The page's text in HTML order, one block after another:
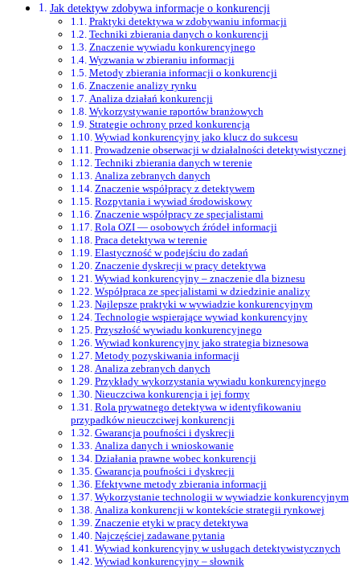
Jak detektyw zdobywa informacje o konkurencji
Praktyki detektywa w zdobywaniu informacji
Techniki zbierania danych o konkurencji
Znaczenie wywiadu konkurencyjnego
Wyzwania w zbieraniu informacji
Metody zbierania informacji o konkurencji
Znaczenie analizy rynku
Analiza działań konkurencji
Wykorzystywanie raportów branżowych
Strategie ochrony przed konkurencją
Wywiad konkurencyjny jako klucz do sukcesu
Prowadzenie obserwacji w działalności detektywistycznej
Techniki zbierania danych w terenie
Analiza zebranych danych
Znaczenie współpracy z detektywem
Rozpytania i wywiad środowiskowy
Znaczenie współpracy ze specjalistami
Rola OZI — osobowych źródeł informacji
Praca detektywa w terenie
Elastyczność w podejściu do zadań
Znaczenie dyskrecji w pracy detektywa
Wywiad konkurencyjny – znaczenie dla biznesu
Współpraca ze specjalistami w dziedzinie analizy
Najlepsze praktyki w wywiadzie konkurencyjnym
Technologie wspierające wywiad konkurencyjny
Przyszłość wywiadu konkurencyjnego
Wywiad konkurencyjny jako strategia biznesowa
Metody pozyskiwania informacji
Analiza zebranych danych
Przykłady wykorzystania wywiadu konkurencyjnego
Nieuczciwa konkurencja i jej formy
Rola prywatnego detektywa w identyfikowaniu
przypadków nieuczciwej konkurencji
Gwarancja poufności i dyskrecji
Analiza danych i wnioskowanie
Działania prawne wobec konkurencji
Gwarancja poufności i dyskrecji
Efektywne metody zbierania informacji
Wykorzystanie technologii w wywiadzie konkurencyjnym
Analiza konkurencji w kontekście strategii rynkowej
Znaczenie etyki w pracy detektywa
Najczęściej zadawane pytania
Wywiad konkurencyjny w usługach detektywistycznych
Wywiad konkurencyjny – słownik